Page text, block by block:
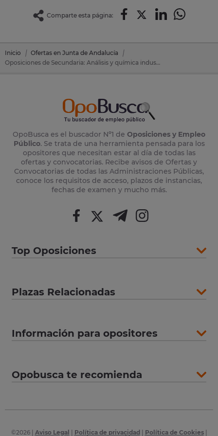
Comparte esta página:
Inicio
Ofertas en Junta de Andalucía
Oposiciones de Secundaria: Análisis y química industrial en Junta de Andalucía
OpoBusca es el buscador Nº1 de Oposiciones y Empleo
Público. Se trata de una herramienta pensada para los
opositores que necesitan estar al día de todas las
ofertas y convocatorias. Recibe avisos de Ofertas y
Convocatorias de todas las Administraciones Públicas,
conoce los requisitos de acceso, plazos de instancias,
fechas de examen y mucho más.
Top Oposiciones
Plazas Relacionadas
Información para opositores
Opobusca te recomienda
©2026| Aviso Legal Política de privacidad Política de Cookies|